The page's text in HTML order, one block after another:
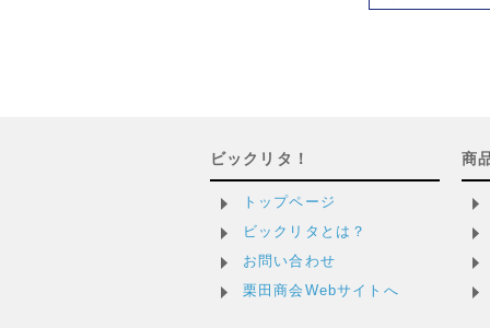
ビックリタ！
トップページ
ビックリタとは？
お問い合わせ
栗田商会Webサイトへ
商